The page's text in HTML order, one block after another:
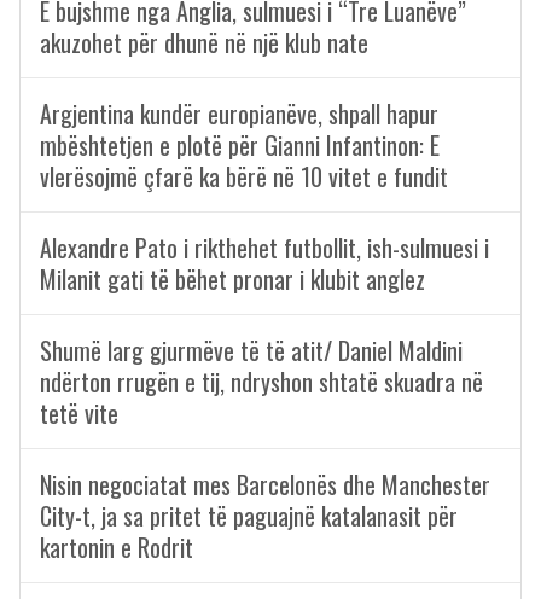
E bujshme nga Anglia, sulmuesi i “Tre Luanëve”
akuzohet për dhunë në një klub nate
Argjentina kundër europianëve, shpall hapur
mbështetjen e plotë për Gianni Infantinon: E
vlerësojmë çfarë ka bërë në 10 vitet e fundit
Alexandre Pato i rikthehet futbollit, ish-sulmuesi i
Milanit gati të bëhet pronar i klubit anglez
Shumë larg gjurmëve të të atit/ Daniel Maldini
ndërton rrugën e tij, ndryshon shtatë skuadra në
tetë vite
Nisin negociatat mes Barcelonës dhe Manchester
City-t, ja sa pritet të paguajnë katalanasit për
kartonin e Rodrit